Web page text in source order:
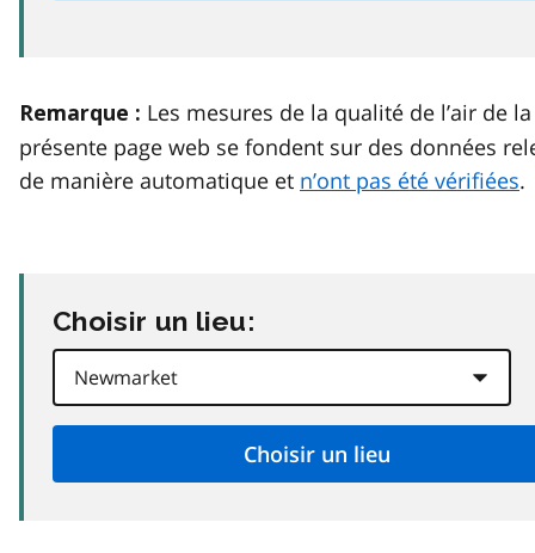
Remarque : Les mesures de la qualité de l’air de la
présente page web se fondent sur des données
de manière automatique et n’ont pas été vérifiées.
Choisir un lieu: